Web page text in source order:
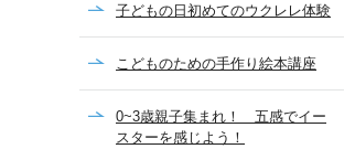
子どもの日初めてのウクレレ体験
こどものための手作り絵本講座
0~3歳親子集まれ！ 五感でイー
スターを感じよう！